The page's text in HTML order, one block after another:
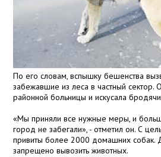
По его словам, вспышку бешенства
забежавшие из леса в частный сектор.
районной больницы и искусала
«Мы приняли все нужные меры, и
город не забегали», - отметил он. С
привиты более 2000 домашних собак.
запрещено вывозить животных.